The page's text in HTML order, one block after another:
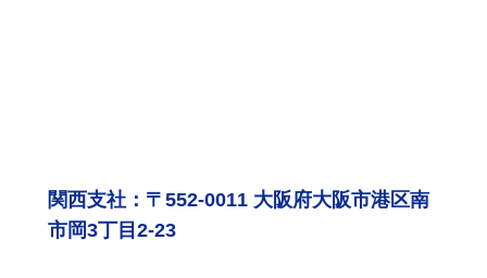
関西支社：〒552-0011 大阪府大阪市港区南
市岡3丁目2-23